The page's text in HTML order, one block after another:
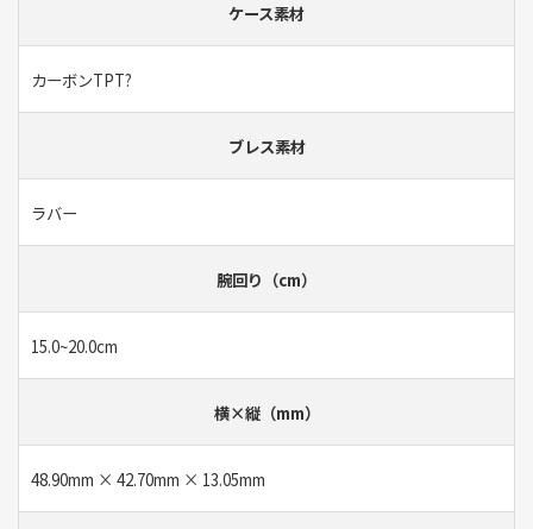
ケース素材
カーボンTPT?
ブレス素材
ラバー
腕回り（cm）
15.0~20.0cm
横×縦（mm）
48.90mm × 42.70mm × 13.05mm